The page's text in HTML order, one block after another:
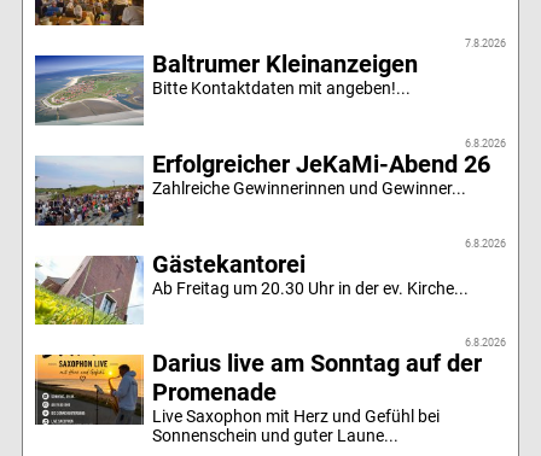
7.8.2026
Baltrumer Kleinanzeigen
Bitte Kontaktdaten mit angeben!...
6.8.2026
Erfolgreicher JeKaMi-Abend 26
Zahlreiche Gewinnerinnen und Gewinner...
6.8.2026
Gästekantorei
Ab Freitag um 20.30 Uhr in der ev. Kirche...
6.8.2026
Darius live am Sonntag auf der
Promenade
Live Saxophon mit Herz und Gefühl bei
Sonnenschein und guter Laune...